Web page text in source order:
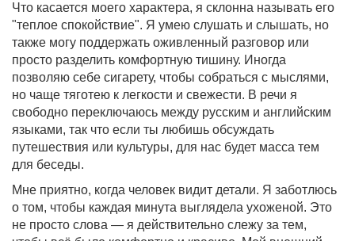
Что касается моего характера, я склонна называть его
"теплое спокойствие". Я умею слушать и слышать, но
также могу поддержать оживленный разговор или
просто разделить комфортную тишину. Иногда
позволяю себе сигарету, чтобы собраться с мыслями,
но чаще тяготею к легкости и свежести. В речи я
свободно переключаюсь между русским и английским
языками, так что если ты любишь обсуждать
путешествия или культуры, для нас будет масса тем
для беседы.
Мне приятно, когда человек видит детали. Я заботлюсь
о том, чтобы каждая минута выглядела ухоженой. Это
не просто слова — я действительно слежу за тем,